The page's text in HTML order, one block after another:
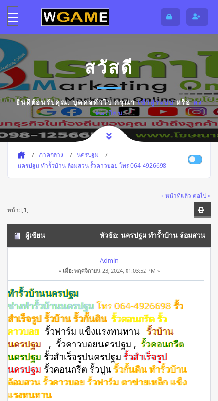
สวัสดี
ยินดีต้อนรับคุณ,บุคคลทั่วไปกรุณาเข้าสู่ระบบหรือลง
ทะเบียน
ภาคกลาง
นครปฐม
นครปฐม ทำรั้วบ้าน ล้อมสวน รั้วคาวบอย โทร 064-4926698
« หน้าที่แล้ว ต่อไป »
หน้า: [1]
ผู้เขียน หัวข้อ: นครปฐม ทำรั้วบ้าน ล้อมสวน
รั้วคาวบอย โทร 064-4926698 (อ่าน 10284 ครั้ง)
Admin
« เมื่อ:พฤศจิกายน 23, 2024, 01:03:52 PM »
ทำรั้วบ้านนครปฐม
ช่างทำรั้วบ้านนครปฐมโทร 064-4926698 รั้ว
สำเร็จรูป รั้วบ้าน รั้วกั้นดิน รั้วคอนกรีต รั้ว
คาวบอย รั้วฟาร์ม แข็งแรงทนทาน รั้วบ้าน
นครปฐม
, รั้วคาวบอยนครปฐม , รั้วคอนกรีต
นครปฐม รั้วสําเร็จรูปนครปฐม รั้วสำเร็จรูป
นครปฐม รั้วคอนกรีต รั้วปูน รั้วกั้นดิน ทำรั้วบ้าน
ล้อมสวน รั้วคาวบอย รั้วฟาร์ม ตาข่ายเหล็ก แข็ง
แรงทนทาน